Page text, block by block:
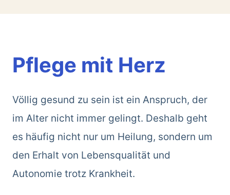
Pflege mit Herz
Völlig gesund zu sein ist ein Anspruch, der
im Alter nicht immer gelingt. Deshalb geht
es häufig nicht nur um Heilung, sondern um
den Erhalt von Lebensqualität und
Autonomie trotz Krankheit.